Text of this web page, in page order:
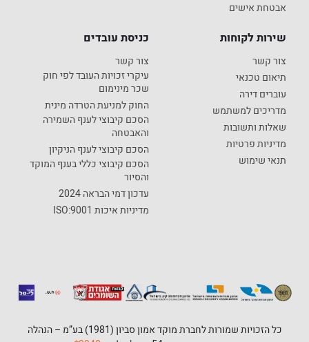
אבטחת אישים
שירות לקוחות
צור קשר
תיאום טכנאי
עוברים דירה
מדריכים למשתמש
שאלות ותשובות
מדיניות פרטיות
תנאי שימוש
כניסת עובדים
צור קשר
עיקרי זכויות העובד לפי חוק
שכר מינימום
החוק למניעת הטרדה מינית
הסכם קיבוצי לענף השמירה
והאבטחה
הסכם קיבוצי לענף הניקיון
הסכם קיבוצי כללי בענף המוקד
והסיור
עדכון דמי הבראה 2024
מדיניות איכות ISO:9001
כל הזכויות שמורות לחברת מוקד אמון סביון (1981) בע”מ – הנהלה